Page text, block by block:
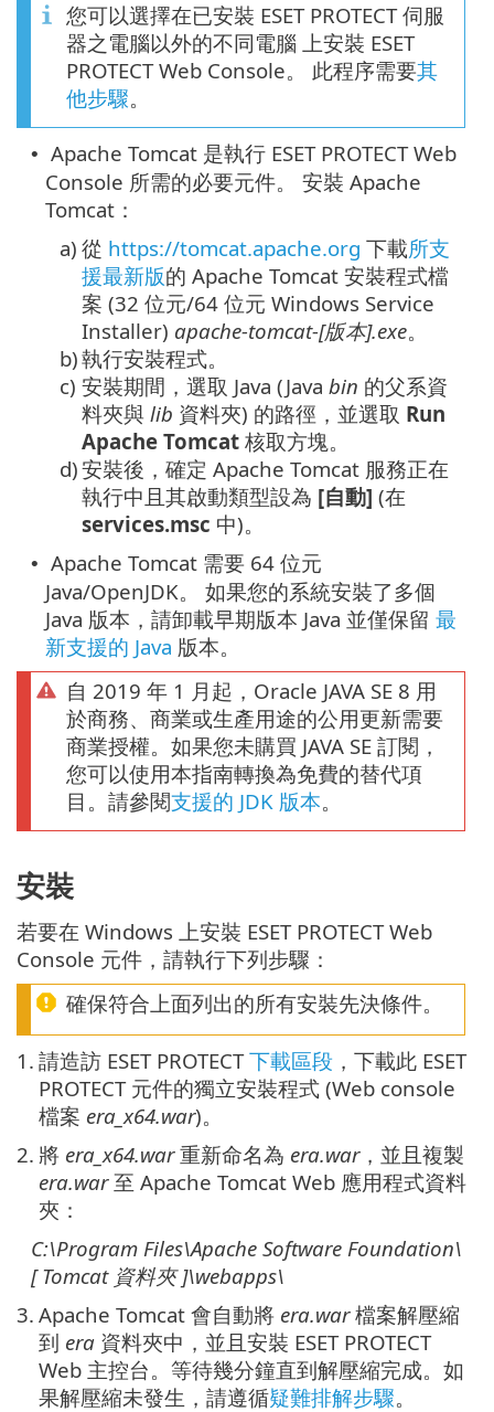
您可以選擇在已安裝 ESET PROTECT 伺服
器之電腦以外的不同電腦 上安裝 ESET
PROTECT Web Console。 此程序需要其
他步驟。
• Apache Tomcat 是執行 ESET PROTECT Web
Console 所需的必要元件。 安裝 Apache
Tomcat：
a) 從 https://tomcat.apache.org 下載所支
援最新版的 Apache Tomcat 安裝程式檔
案 (32 位元/64 位元 Windows Service
Installer) apache-tomcat-[版本].exe。
b)執行安裝程式。
c) 安裝期間，選取 Java (Java bin 的父系資
料夾與 lib 資料夾) 的路徑，並選取 Run
Apache Tomcat 核取方塊。
d)安裝後，確定 Apache Tomcat 服務正在
執行中且其啟動類型設為 [自動] (在
services.msc 中)。
• Apache Tomcat 需要 64 位元
Java/OpenJDK。 如果您的系統安裝了多個
Java 版本，請卸載早期版本 Java 並僅保留 最
新支援的 Java 版本。
自 2019 年 1 月起，Oracle JAVA SE 8 用
於商務、商業或生產用途的公用更新需要
商業授權。如果您未購買 JAVA SE 訂閱，
您可以使用本指南轉換為免費的替代項
目。請參閱支援的 JDK 版本。
安裝
若要在 Windows 上安裝 ESET PROTECT Web
Console 元件，請執行下列步驟：
確保符合上面列出的所有安裝先決條件。
1. 請造訪 ESET PROTECT下載區段 ，下載此 ESET
PROTECT 元件的獨立安裝程式 (Web console
檔案 era_x64.war)。
2. 將 era_x64.war重新命名為 era.war，並且複製
era.war至 Apache Tomcat Web 應用程式資料
夾：
C:\Program Files\Apache Software Foundation\
[ Tomcat資料夾]\webapps\
3. Apache Tomcat 會自動將 era.war檔案解壓縮
到 era 資料夾中，並且安裝 ESET PROTECT
Web 主控台。等待幾分鐘直到解壓縮完成。如
果解壓縮未發生，請遵循疑難排解步驟。